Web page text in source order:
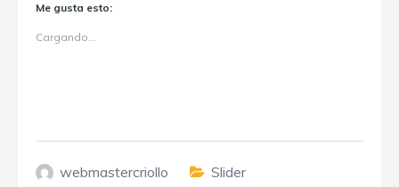
Me gusta esto:
Cargando...
webmastercriollo
Slider